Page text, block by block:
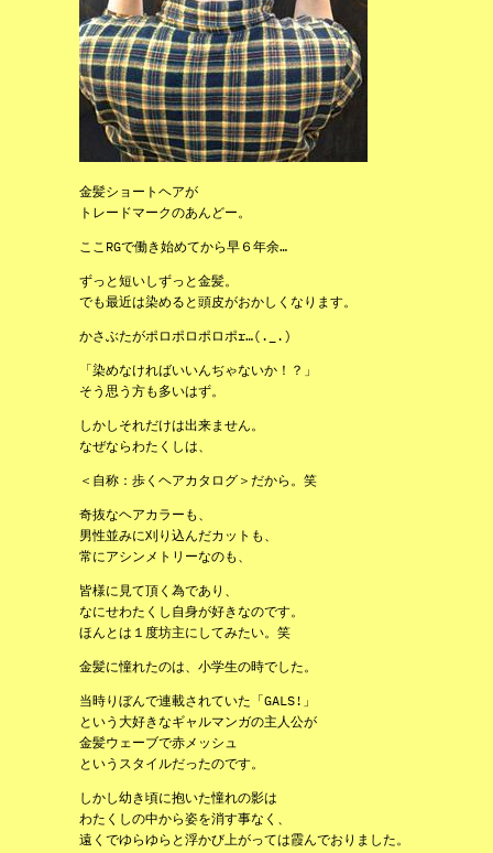
金髪ショートヘアが
トレードマークのあんどー。
ここRGで働き始めてから早６年余…
ずっと短いしずっと金髪。
でも最近は染めると頭皮がおかしくなります。
かさぶたがポロポロポロポr…(._.)
「染めなければいいんぢゃないか！？」
そう思う方も多いはず。
しかしそれだけは出来ません。
なぜならわたくしは、
＜自称：歩くヘアカタログ＞だから。笑
奇抜なヘアカラーも、
男性並みに刈り込んだカットも、
常にアシンメトリーなのも、
皆様に見て頂く為であり、
なにせわたくし自身が好きなのです。
ほんとは１度坊主にしてみたい。笑
金髪に憧れたのは、小学生の時でした。
当時りぼんで連載されていた「GALS!」
という大好きなギャルマンガの主人公が
金髪ウェーブで赤メッシュ
というスタイルだったのです。
しかし幼き頃に抱いた憧れの影は
わたくしの中から姿を消す事なく、
遠くでゆらゆらと浮かび上がっては霞んでおりました。